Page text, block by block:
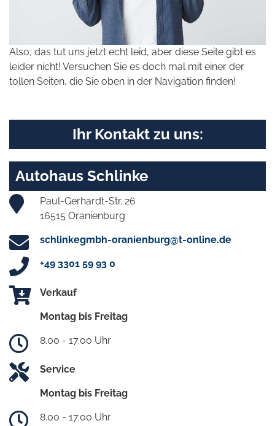
Also, das tut uns jetzt echt leid, aber diese Seite gibt es
leider nicht! Versuchen Sie es doch mal mit einer der
tollen Seiten, die Sie oben in der Navigation finden!
Ihr Kontakt zu uns:
Autohaus Schlinke
Paul-Gerhardt-Str. 26
16515 Oranienburg
schlinkegmbh-oranienburg@t-online.de
+49 3301 59 93 0
Verkauf
Montag bis Freitag
8.00 - 17.00 Uhr
Service
Montag bis Freitag
8.00 - 17.00 Uhr